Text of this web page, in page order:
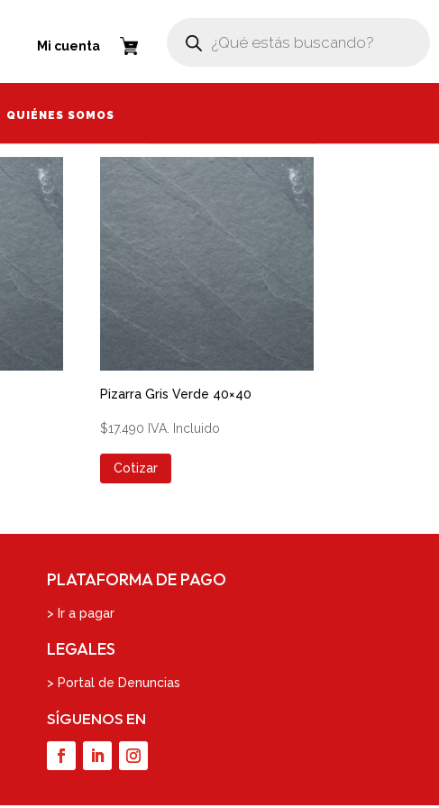
Mi cuenta
productos
Mi cuenta
productos
QUIÉNES SOMOS
Pizarra Gris Verde 40×40
$17.490 IVA. Incluido
Cotizar
PLATAFORMA DE PAGO
> Ir a pagar
LEGALES
> Portal de Denuncias
SÍGUENOS EN